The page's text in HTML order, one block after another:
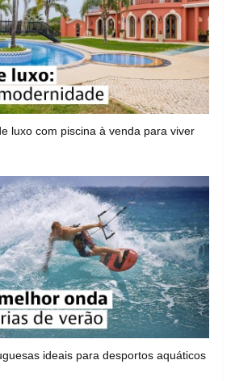
luxo com piscina à venda para viver
ideais para desportos aquáticos